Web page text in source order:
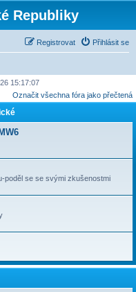
Republiky
Přihlásit se
Registrovat
15:17:07
Označit všechna fóra jako přečtená
poděl se se svými zkušenostmi